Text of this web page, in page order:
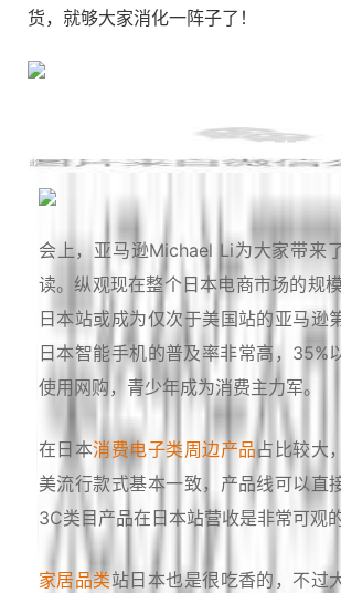
货，就够大家消化一阵子了！
会上，亚马逊Michael Li为大家带来
读。纵观现在整个日本电商市场的规
日本站或成为仅次于美国站的亚马逊
日本智能手机的普及率非常高，35%
使用网购，青少年成为消费主力军。
在日本消费电子类周边产品占比较大
美流行款式基本一致，产品线可以直
3C类目产品在日本站营收是非常可观的
家居品类站日本也是很吃香的，不过